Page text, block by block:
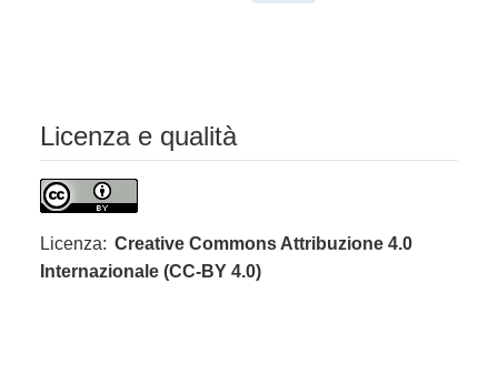
Licenza e qualità
Licenza: Creative Commons Attribuzione 4.0
Internazionale (CC-BY 4.0)